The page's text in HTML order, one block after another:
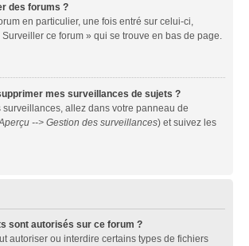
des forums ?
en particulier, une fois entré sur celui-ci,
ce forum » qui se trouve en bas de page.
mes surveillances de sujets ?
surveillances, allez dans votre panneau de
--> Gestion des surveillances) et suivez les
sont autorisés sur ce forum ?
autoriser ou interdire certains types de fichiers